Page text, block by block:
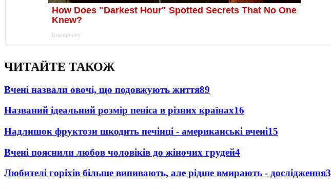
ЧИТАЙТЕ ТАКОЖ
Вчені назвали овочі, що подовжують життя89
Названий ідеальний розмір пеніса в різних країнах16
Надлишок фруктози шкодить печінці - американські вчені15
Вчені пояснили любов чоловіків до жіночих грудей4
Любителі горіхів більше випивають, але рідше вмирають - дослідження3